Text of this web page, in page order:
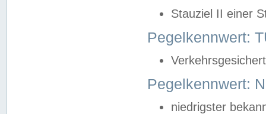
Stauziel II einer
Pegelkennwert:
Pegelkennwert:
niedrigster